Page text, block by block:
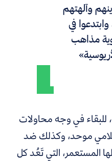
وآلهتهم
في
مذاهب
للبقاء في وجه محاولات
موحد، وكذلك ضد
المستعمر، التي تَعُد كل